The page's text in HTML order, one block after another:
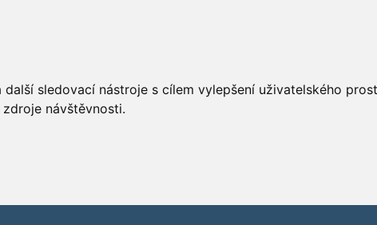
sledovací nástroje s cílem vylepšení uživatelského
návštěvnosti.